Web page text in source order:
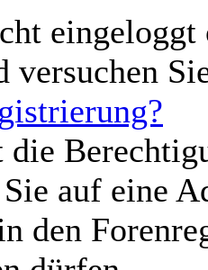
versuchen
auf eine
den